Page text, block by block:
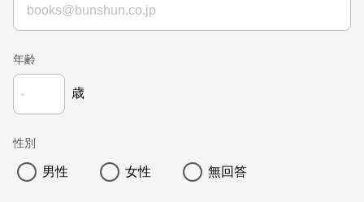
年齢
歳
性別
男性 女性 無回答